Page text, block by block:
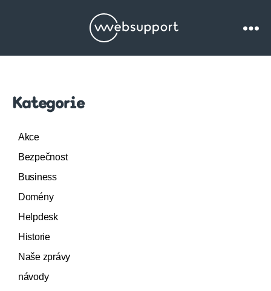
Websupport.cz
Kategorie
Akce
Bezpečnost
Business
Domény
Helpdesk
Historie
Naše zprávy
návody